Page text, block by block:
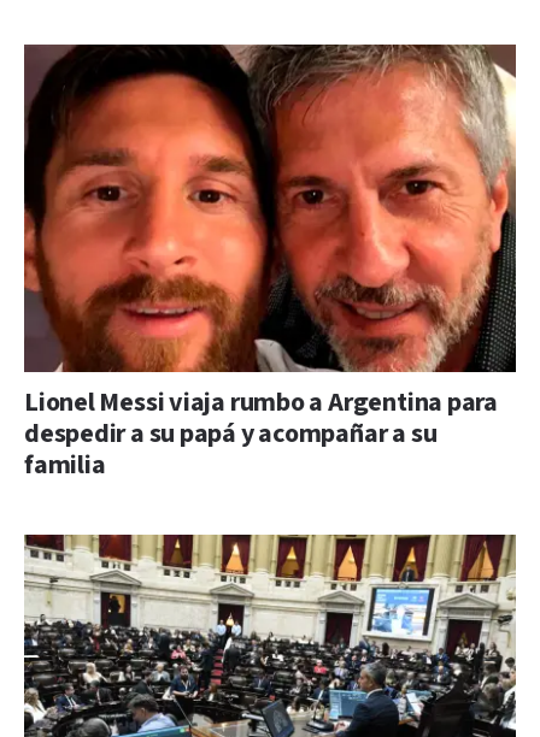
Lionel Messi viaja rumbo a Argentina para
despedir a su papá y acompañar a su
familia